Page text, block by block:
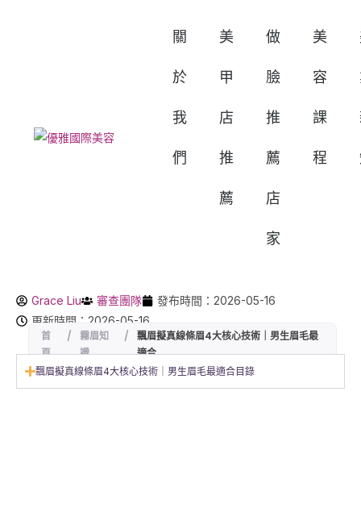
關
於
我
們
美
甲
店
推
薦
做
臉
推
薦
店
家
美
容
課
程
Grace Liu 審查團隊
發布時間：2026-05-16
更新時間：2026-05-16
首
頁
/
霧眉知
識
/
飄眉擬真線條眉4大核心技術｜男生眉毛最
適合
飄眉擬真線條眉4大核心技術｜男生眉毛最適合目錄